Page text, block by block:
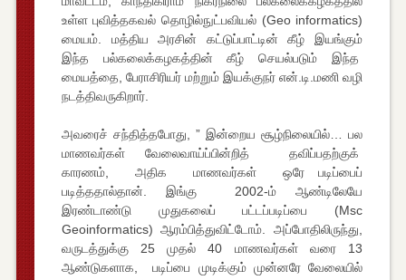
உள்ள புவித்தகவல் தொழில்நுட்பவியல் (Geo informatics)
மையம். மத்திய அரசின் கட்டுப்பாட்டின் கீழ் இயங்கும்
இந்த பல்கலைக்கழகத்தின் கீழ் செயல்படும் இந்த
மையத்தை, பேராசிரியர் மற்றும் இயக்குநர் என்.டி.மணி வழி
நடத்திவருகிறார்.
அவரைச் சந்தித்தபோது, ” இன்றைய சூழ்நிலையில்… பல
மாணவர்கள் வேலைவாய்ப்பின்றித் தவிப்பதற்குக்
காரணம், அதிக மாணவர்கள் ஒரே படிப்பைப்
படித்ததால்தான். இங்கு 2002-ம் ஆண்டிலேயே
இரண்டாண்டு முதுகலைப் பட்டப்படிப்பை (Msc
Geoinformatics) ஆரம்பித்துவிட்டோம். அப்போதிலிருந்து,
வருடத்துக்கு 25 முதல் 40 மாணவர்கள் வரை 13
ஆண்டுகளாக, படிப்பை முடிக்கும் முன்னரே வேலையில்